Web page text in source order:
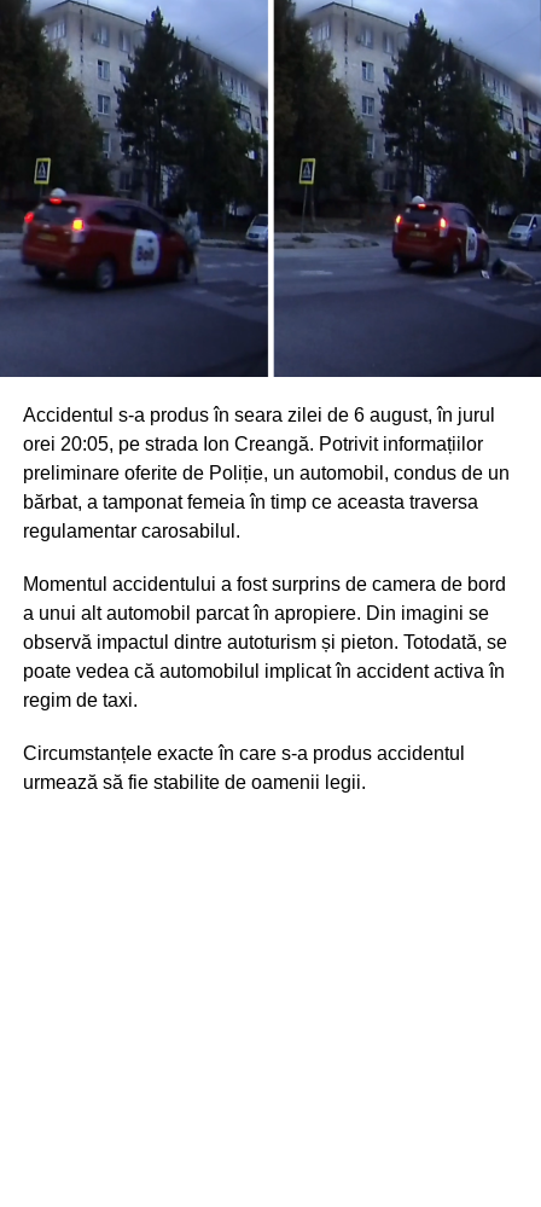
Accidentul s-a produs în seara zilei de 6 august, în jurul
orei 20:05, pe strada Ion Creangă. Potrivit informațiilor
preliminare oferite de Poliție, un automobil, condus de un
bărbat, a tamponat femeia în timp ce aceasta traversa
regulamentar carosabilul.
Momentul accidentului a fost surprins de camera de bord
a unui alt automobil parcat în apropiere. Din imagini se
observă impactul dintre autoturism și pieton. Totodată, se
poate vedea că automobilul implicat în accident activa în
regim de taxi.
Circumstanțele exacte în care s-a produs accidentul
urmează să fie stabilite de oamenii legii.